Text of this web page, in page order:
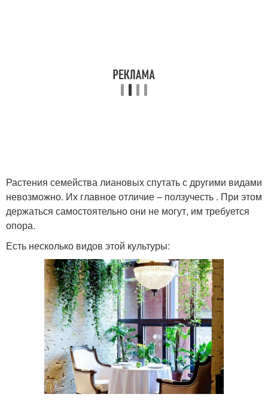
Растения семейства лиановых спутать с другими видами
невозможно. Их главное отличие – ползучесть . При этом
держаться самостоятельно они не могут, им требуется
опора.
Есть несколько видов этой культуры: